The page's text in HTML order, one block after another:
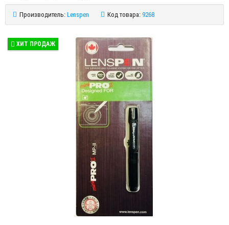
Производитель: Lenspen Код товара: 9268
ХИТ ПРОДАЖ